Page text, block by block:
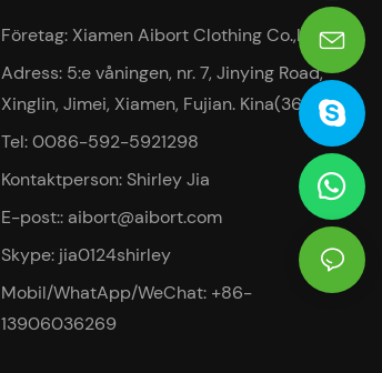
Företag: Xiamen Aibort Clothing Co.,Ltd
Adress: 5:e våningen, nr. 7, Jinying Road,
Xinglin, Jimei, Xiamen, Fujian. Kina(361022)
Tel: 0086-592-5921298
Kontaktperson: Shirley Jia
E-post:: aibort@aibort.com
Skype: jia0124shirley
Mobil/WhatApp/WeChat: +86-
13906036269